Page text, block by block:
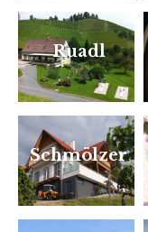
Ruadl
Schmölzer